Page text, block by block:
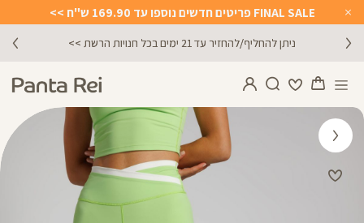
Close
Timer
FINAL SALE פריטים חדשים נוספו עד 169.90 ש"ח >>
ניתן להחליף/להחזיר עד 21 ימים בכל חנויות הרשת >>